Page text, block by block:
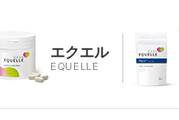
エクエル
EQUELLE